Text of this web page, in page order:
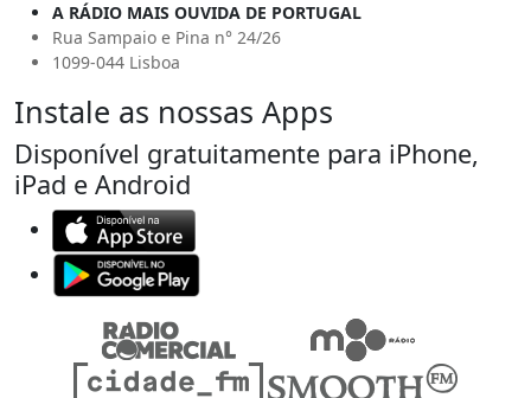
A RÁDIO MAIS OUVIDA DE PORTUGAL
Rua Sampaio e Pina n° 24/26
1099-044 Lisboa
Instale as nossas Apps
Disponível gratuitamente para iPhone,
iPad e Android